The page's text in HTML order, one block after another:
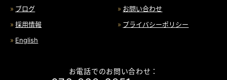
ブログ
お問い合わせ
採用情報
プライバシーポリシー
English
お電話でのお問い合わせ：